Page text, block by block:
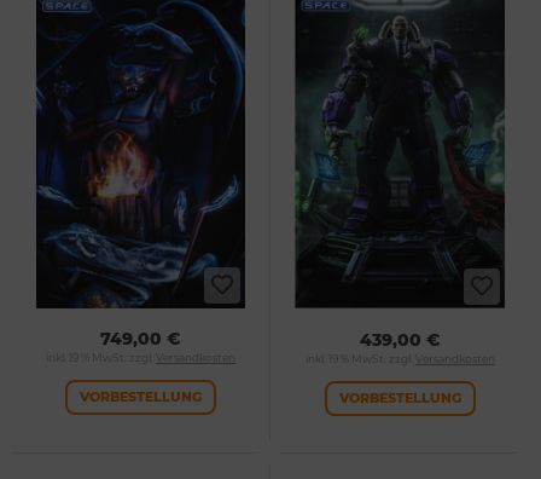
749,00 €
inkl. 19 % MwSt. zzgl. Versandkosten
VORBESTELLUNG
439,00 €
inkl. 19 % MwSt. zzgl. Versandkosten
VORBESTELLUNG